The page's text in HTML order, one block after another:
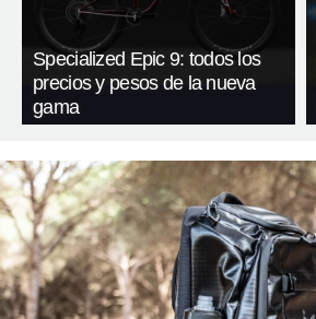
Specialized Epic 9: todos los
precios y pesos de la nueva
gama